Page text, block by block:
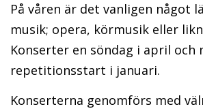
På våren är det vanligen något
musik; opera, körmusik eller
Konserter en söndag i april och
repetitionsstart i januari.
Konserterna genomförs med